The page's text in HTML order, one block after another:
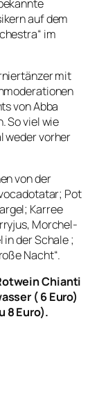
auf dem
im
mit
von Abba
So viel wie
weder vorher
von der
Pot
Karree
Morchel-
der Schale ;
Nacht“.
Chianti
( 6 Euro)
8 Euro).